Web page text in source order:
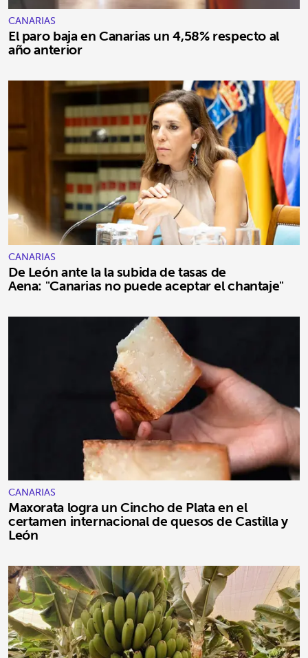
CANARIAS
El paro baja en Canarias un 4,58% respecto al
año anterior
CANARIAS
De León ante la la subida de tasas de
Aena: "Canarias no puede aceptar el chantaje"
CANARIAS
Maxorata logra un Cincho de Plata en el
certamen internacional de quesos de Castilla y
León